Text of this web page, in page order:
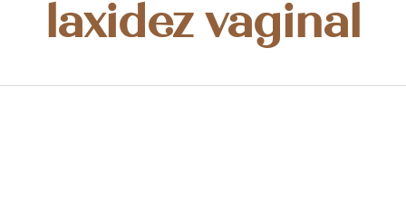
laxidez vaginal